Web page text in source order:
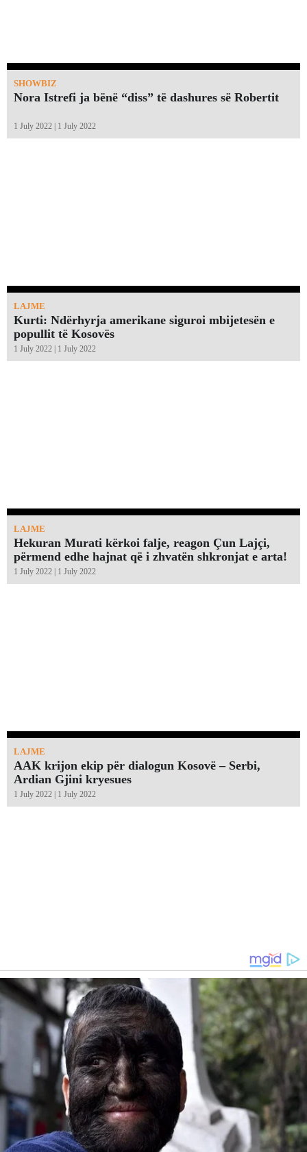
SHOWBIZ
Nora Istrefi ja bënë “diss” të dashures së Robertit
1 July 2022 | 1 July 2022
LAJME
Kurti: Ndërhyrja amerikane siguroi mbijetesën e
popullit të Kosovës
1 July 2022 | 1 July 2022
LAJME
Hekuran Murati kërkoi falje, reagon Çun Lajçi,
përmend edhe hajnat që i zhvatën shkronjat e arta!￼
1 July 2022 | 1 July 2022
LAJME
AAK krijon ekip për dialogun Kosovë – Serbi,
Ardian Gjini kryesues
1 July 2022 | 1 July 2022